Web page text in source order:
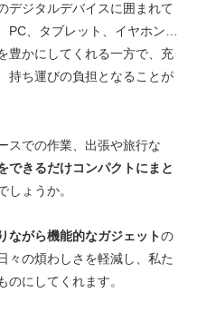
デジタルデバイスに囲まれて
PC、タブレット、イヤホン…
豊かにしてくれる一方で、充
持ち運びの負担となることが
スでの作業、出張や旅行な
できるだけコンパクトにまと
しょうか。
ながら機能的なガジェットの
々の煩わしさを軽減し、私た
にしてくれます。